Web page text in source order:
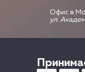
Офис в
ул.